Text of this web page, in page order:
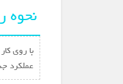
نحوه
با روی
عملکرد